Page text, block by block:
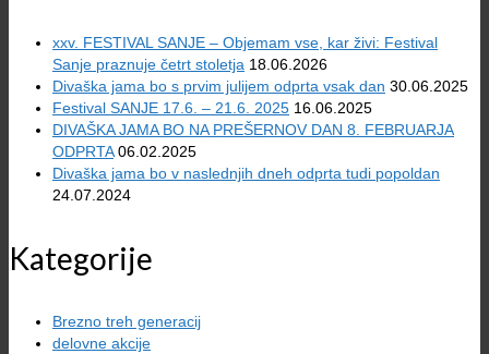
xxv. FESTIVAL SANJE – Objemam vse, kar živi: Festival
Sanje praznuje četrt stoletja 18.06.2026
Divaška jama bo s prvim julijem odprta vsak dan 30.06.2025
Festival SANJE 17.6. – 21.6. 2025 16.06.2025
DIVAŠKA JAMA BO NA PREŠERNOV DAN 8. FEBRUARJA
ODPRTA 06.02.2025
Divaška jama bo v naslednjih dneh odprta tudi popoldan
24.07.2024
Kategorije
Brezno treh generacij
delovne akcije